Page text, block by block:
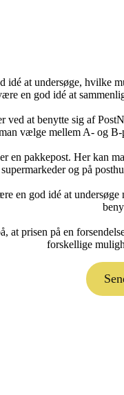
idé at undersøge, hvilke
en god idé at
ved at benytte sig af
vælge mellem A- og
en pakkepost. Her kan
og på
en god idé at
at prisen på en
forskellige